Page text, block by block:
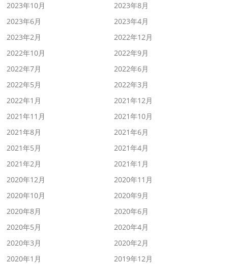
2023年10月
2023年8月
2023年6月
2023年4月
2023年2月
2022年12月
2022年10月
2022年9月
2022年7月
2022年6月
2022年5月
2022年3月
2022年1月
2021年12月
2021年11月
2021年10月
2021年8月
2021年6月
2021年5月
2021年4月
2021年2月
2021年1月
2020年12月
2020年11月
2020年10月
2020年9月
2020年8月
2020年6月
2020年5月
2020年4月
2020年3月
2020年2月
2020年1月
2019年12月